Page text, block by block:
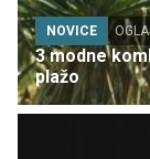
NOVICE
3 modne
plažo